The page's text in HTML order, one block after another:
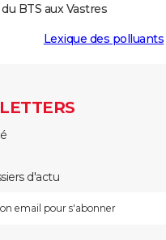
BTS aux Vastres
Lexique des polluants
d'actu